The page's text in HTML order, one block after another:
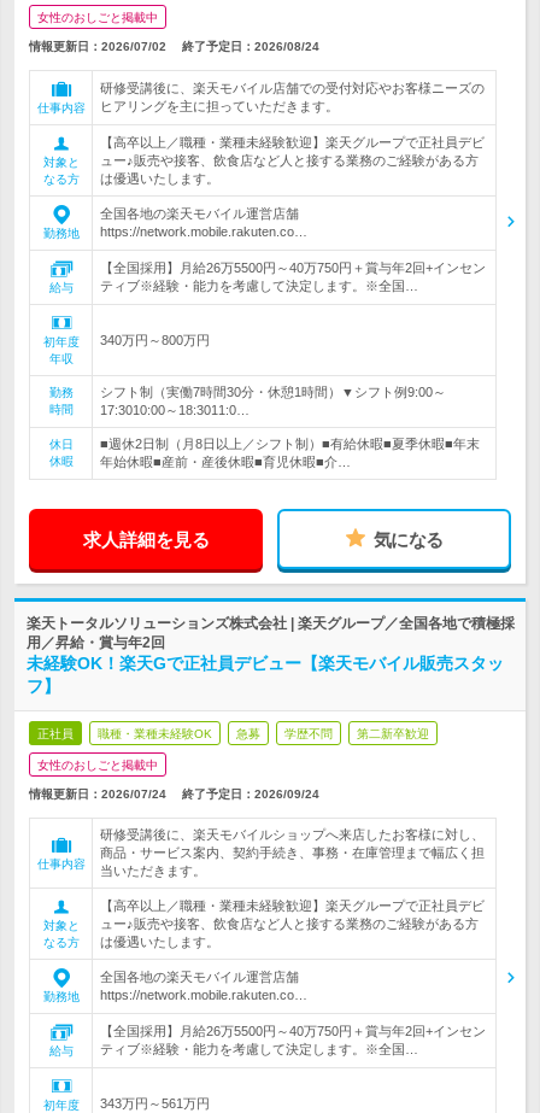
女性のおしごと掲載中
情報更新日：2026/07/02 終了予定日： 2026/08/24
仕事内容
研修受講後に、楽天モバイル店舗での受付対応やお客様ニーズの
ヒアリングを主に担っていただきます。
対象と
なる方
【高卒以上／職種・業種未経験歓迎】楽天グループで正社員デビ
ュー♪販売や接客、飲食店など人と接する業務のご経験がある方
は優遇いたします。
勤務地
全国各地の楽天モバイル運営店舗
https://network.mobile.rakuten.co…
給与
【全国採用】月給26万5500円～40万750円＋賞与年2回+インセン
ティブ※経験・能力を考慮して決定します。※全国…
初年度
年収
340万円～800万円
勤務
時間
シフト制（実働7時間30分・休憩1時間）▼シフト例9:00～
17:3010:00～18:3011:0…
休日
休暇
■週休2日制（月8日以上／シフト制）■有給休暇■夏季休暇■年末
年始休暇■産前・産後休暇■育児休暇■介…
求人詳細を見る 気になる
楽天トータルソリューションズ株式会社 | 楽天グループ／全国各地で積極採
用／昇給・賞与年2回
未経験OK！楽天Gで正社員デビュー【楽天モバイル販売スタッ
フ】
正社員 職種・業種未経験OK 急募 学歴不問 第二新卒歓迎
女性のおしごと掲載中
情報更新日：2026/07/24 終了予定日： 2026/09/24
仕事内容
研修受講後に、楽天モバイルショップへ来店したお客様に対し、
商品・サービス案内、契約手続き、事務・在庫管理まで幅広く担
当いただきます。
対象と
なる方
【高卒以上／職種・業種未経験歓迎】楽天グループで正社員デビ
ュー♪販売や接客、飲食店など人と接する業務のご経験がある方
は優遇いたします。
勤務地
全国各地の楽天モバイル運営店舗
https://network.mobile.rakuten.co…
給与
【全国採用】月給26万5500円～40万750円＋賞与年2回+インセン
ティブ※経験・能力を考慮して決定します。※全国…
初年度
343万円～561万円